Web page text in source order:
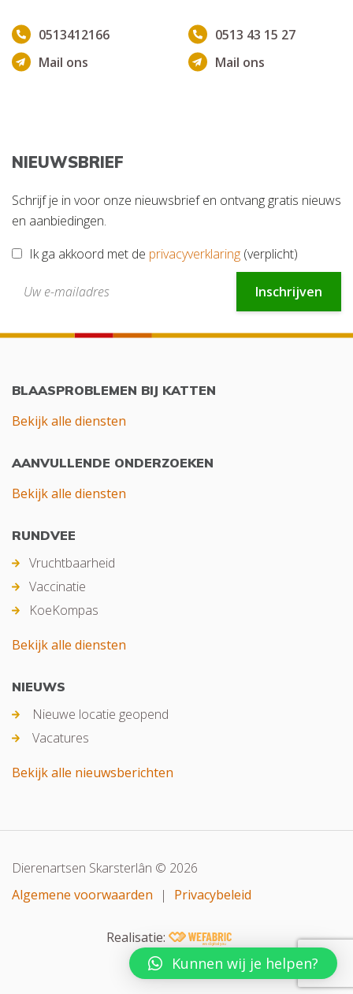
0513412166
Mail ons
0513 43 15 27
Mail ons
NIEUWSBRIEF
Schrijf je in voor onze nieuwsbrief en ontvang gratis nieuws
en aanbiedingen.
Ik ga akkoord met de privacyverklaring (verplicht)
Inschrijven
BLAASPROBLEMEN BIJ KATTEN
Bekijk alle diensten
AANVULLENDE ONDERZOEKEN
Bekijk alle diensten
RUNDVEE
Vruchtbaarheid
Vaccinatie
KoeKompas
Bekijk alle diensten
NIEUWS
Nieuwe locatie geopend
Vacatures
Bekijk alle nieuwsberichten
Dierenartsen Skarsterlân © 2026
Algemene voorwaarden
| Privacybeleid
Realisatie:
Kunnen wij je helpen?